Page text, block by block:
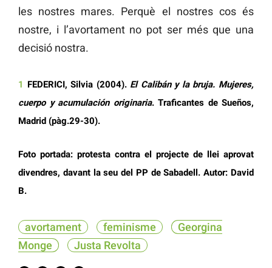
les nostres mares. Perquè el nostres cos és
nostre, i l’avortament no pot ser més que una
decisió nostra.
1 FEDERICI, Silvia (2004). El Calibán y la bruja. Mujeres,
cuerpo y acumulación originaria. Traficantes de Sueños,
Madrid (pàg.29-30).
Foto portada: protesta contra el projecte de llei aprovat
divendres, davant la seu del PP de Sabadell. Autor: David
B.
avortament feminisme
Georgina
Monge
Justa Revolta